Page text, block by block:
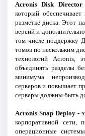
Acronis Disk
который
разметке диска. Этот
версий и
том числе поддержку
томов по нескольким
технологий Acronis,
объединять разделы
минимума
серверов и повышает
серверы должны быть
Acronis Snap Deploy-
корпоративной сети,
операционные